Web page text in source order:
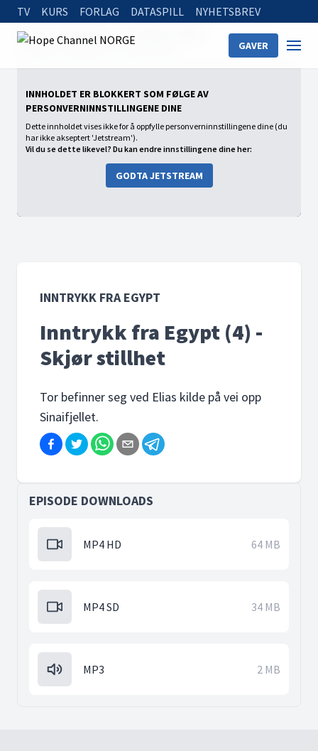
TV KURS FORLAG DATASPILL NYHETSBREV
GAVER
Home
Inntrykk fra Egypt (4) - Skjør stillhet
INNHOLDET ER BLOKKERT SOM FØLGE AV
PERSONVERNINNSTILLINGENE DINE
Dette innholdet vises ikke for å oppfylle personverninnstillingene dine (du
har ikke akseptert 'Jetstream').
Vil du se dette likevel? Du kan endre innstillingene dine her:
GODTA JETSTREAM
INNTRYKK FRA EGYPT
Inntrykk fra Egypt (4) -
Skjør stillhet
Tor befinner seg ved Elias kilde på vei opp
Sinaifjellet.
EPISODE DOWNLOADS
MP4 HD 64 MB
MP4 SD 34 MB
MP3 2 MB